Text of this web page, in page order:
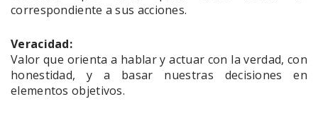
correspondiente a sus acciones.
Veracidad:
Valor que orienta a hablar y actuar con la verdad, con
honestidad, y a basar nuestras decisiones en
elementos objetivos.